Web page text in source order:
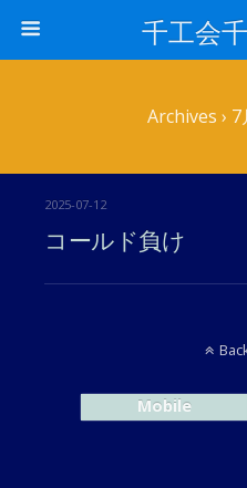
千工会
Archives ›
2025-07-12
コールド負け
Mobile